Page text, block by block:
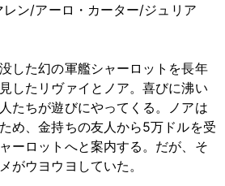
ン/アーロ・カーター/ジュリア
した幻の軍艦シャーロットを長年
したリヴァイとノア。喜びに沸い
たちが遊びにやってくる。ノアは
め、金持ちの友人から5万ドルを受
ーロットへと案内する。だが、そ
がウヨウヨしていた。